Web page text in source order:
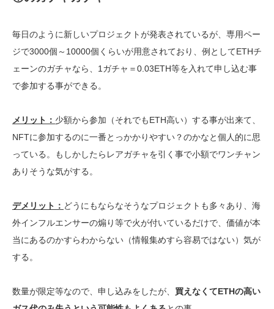
毎日のように新しいプロジェクトが発表されているが、専用ペー
ジで3000個～10000個くらいが用意されており、例としてETHチ
ェーンのガチャなら、1ガチャ＝0.03ETH等を入れて申し込む事
で参加する事ができる。
メリット： 少額から参加（それでもETH高い）する事が出来て、
NFTに参加するのに一番とっかかりやすい？のかなと個人的に思
っている。もしかしたらレアガチャを引く事で小額でワンチャン
ありそうな気がする。
デメリット： どうにもならなそうなプロジェクトも多々あり、海
外インフルエンサーの煽り等で火が付いているだけで、価値が本
当にあるのかすらわからない（情報集めすら容易ではない）気が
する。
数量が限定等なので、申し込みをしたが、 買えなくてETHの高い